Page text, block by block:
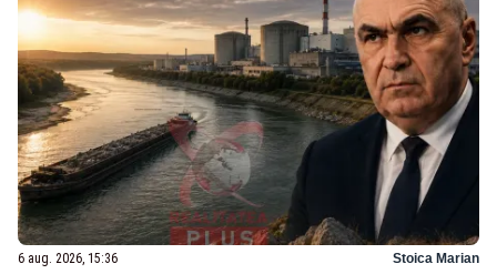
6 aug. 2026, 15:36 Stoica Marian